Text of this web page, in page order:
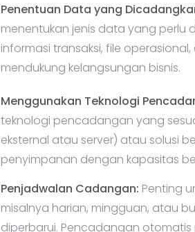
Penentuan Data yang
menentukan jenis data yang perlu
informasi transaksi, file
mendukung kelangsungan bisnis.
Menggunakan Teknologi
teknologi pencadangan yang
eksternal atau server) atau solusi
penyimpanan dengan kapasitas
Penjadwalan Cadangan: Penting
misalnya harian, mingguan, atau
diperbarui. Pencadangan